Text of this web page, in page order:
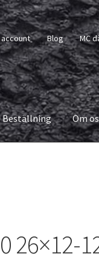
account Blog MC
Beställning Om
26×12-